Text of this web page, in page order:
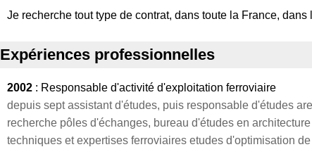
Je recherche tout type de contrat, dans toute la France, dans
Expériences professionnelles
2002 : Responsable d'activité d'exploitation ferroviaire
depuis sept assistant d'études, puis responsable d'études
recherche pôles d'échanges, bureau d'études en
techniques et expertises ferroviaires etudes d'optimisation